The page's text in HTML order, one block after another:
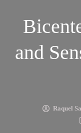
and
Raquel